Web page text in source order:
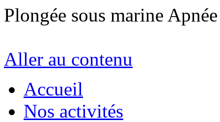
Plongée sous marine
Aller au contenu
Accueil
Nos activités